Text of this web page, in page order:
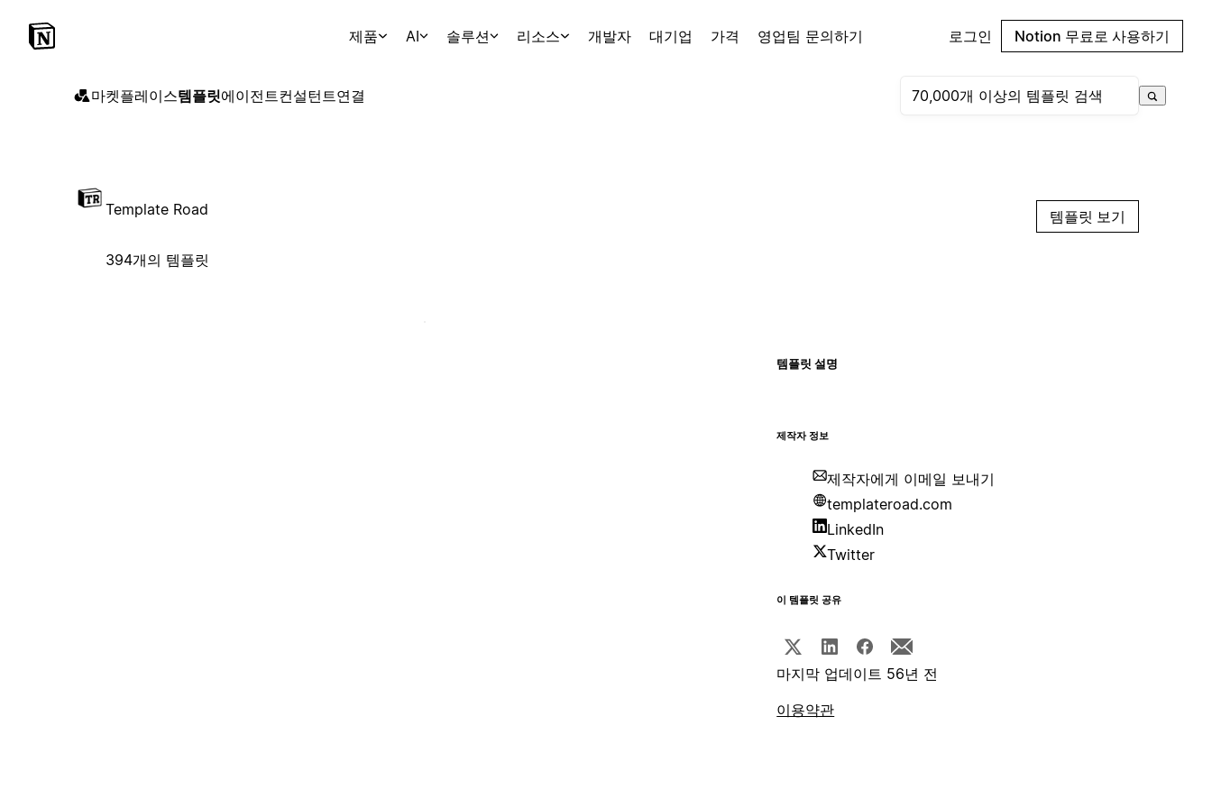
제품 AI 솔루션 리소스 개발자 대기업 가격 영업팀 문의하기 로그인 Notion 무료로 사용하기
마켓플레이스템플릿에이전트컨설턴트연결
Template Road
394개의 템플릿
템플릿 보기
템플릿 설명
제작자 정보
제작자에게 이메일 보내기
templateroad.com
LinkedIn
Twitter
이 템플릿 공유
마지막 업데이트 56년 전
이용약관